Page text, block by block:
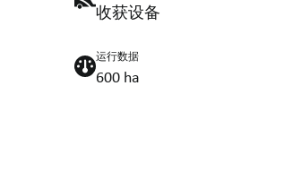
收获设备
运行数据
600 ha